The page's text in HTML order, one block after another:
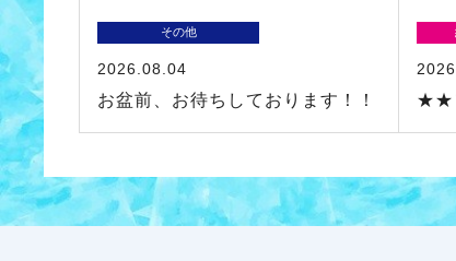
その他
2026.08.04
お盆前、お待ちしております！！ ★★